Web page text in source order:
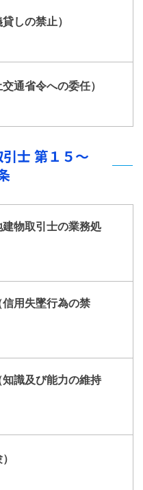
しの禁止）
通省令への委任）
士 第１５～
物取引士の業務処
用失墜行為の禁
識及び能力の維持